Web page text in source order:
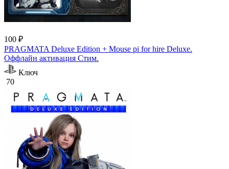
100 ₽
PRAGMATA Deluxe Edition + Mouse pi for hire Deluxe.
Оффлайн активация Cтим.
Ключ
70